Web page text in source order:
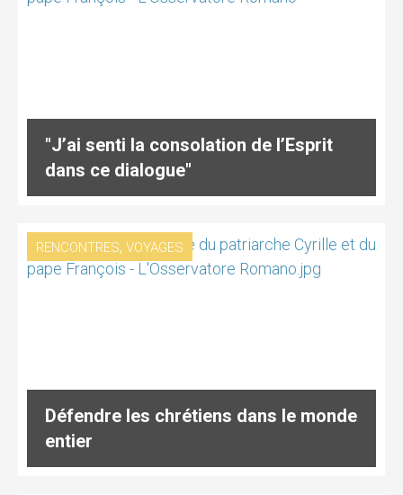
"J’ai senti la consolation de l’Esprit
dans ce dialogue"
RENCONTRES, VOYAGES
Défendre les chrétiens dans le monde
entier